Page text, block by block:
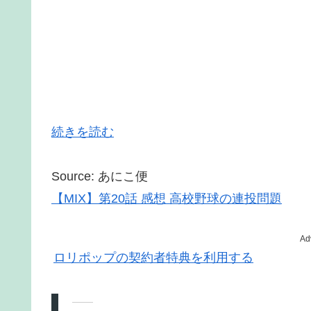
続きを読む
Source: あにこ便
【MIX】第20話 感想 高校野球の連投問題
ロリポップの契約者特典を利用する